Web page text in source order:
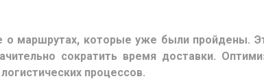
о маршрутах, которые уже были пройдены.
сократить время доставки.
процессов.